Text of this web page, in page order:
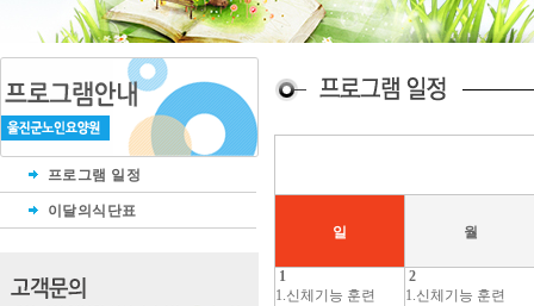
프로그램 일정
이달의식단표
일
월
1
1.신체기능 훈련
2
1.신체기능 훈련